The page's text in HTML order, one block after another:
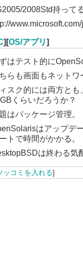
2008Std持って
][OS/アプリ]
はテスト的に
らも画面もネット
スク的には両方と
くらいだろうか？
はパッケージ管理。
はアップデ
トで時間がかかる。
は終わる気
ッコミを入れる]